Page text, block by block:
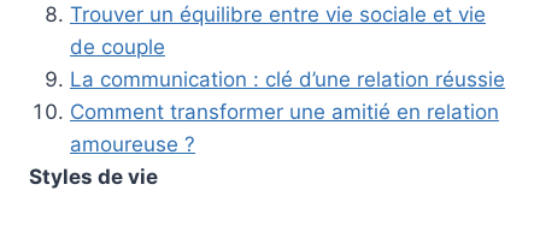
Trouver un équilibre entre vie sociale et vie
de couple
La communication : clé d’une relation réussie
Comment transformer une amitié en relation
amoureuse ?
Styles de vie